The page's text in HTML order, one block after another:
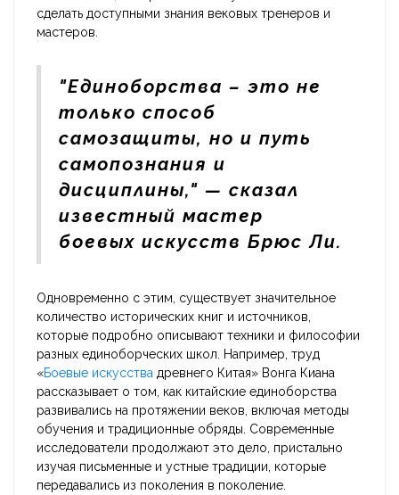
сделать доступными знания вековых тренеров и
мастеров.
"Единоборства – это не
только способ
самозащиты, но и путь
самопознания и
дисциплины," — сказал
известный мастер
боевых искусств Брюс Ли.
Одновременно с этим, существует значительное
количество исторических книг и источников,
которые подробно описывают техники и философии
разных единоборческих школ. Например, труд
«Боевые искусства древнего Китая» Вонга Киана
рассказывает о том, как китайские единоборства
развивались на протяжении веков, включая методы
обучения и традиционные обряды. Современные
исследователи продолжают это дело, пристально
изучая письменные и устные традиции, которые
передавались из поколения в поколение.